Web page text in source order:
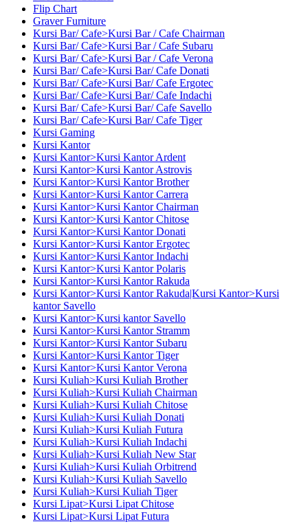
Flip Chart
Graver Furniture
Kursi Bar/ Cafe>Kursi Bar / Cafe Chairman
Kursi Bar/ Cafe>Kursi Bar / Cafe Subaru
Kursi Bar/ Cafe>Kursi Bar / Cafe Verona
Kursi Bar/ Cafe>Kursi Bar/ Cafe Donati
Kursi Bar/ Cafe>Kursi Bar/ Cafe Ergotec
Kursi Bar/ Cafe>Kursi Bar/ Cafe Indachi
Kursi Bar/ Cafe>Kursi Bar/ Cafe Savello
Kursi Bar/ Cafe>Kursi Bar/ Cafe Tiger
Kursi Gaming
Kursi Kantor
Kursi Kantor>Kursi Kantor Ardent
Kursi Kantor>Kursi Kantor Astrovis
Kursi Kantor>Kursi Kantor Brother
Kursi Kantor>Kursi Kantor Carrera
Kursi Kantor>Kursi Kantor Chairman
Kursi Kantor>Kursi Kantor Chitose
Kursi Kantor>Kursi Kantor Donati
Kursi Kantor>Kursi Kantor Ergotec
Kursi Kantor>Kursi Kantor Indachi
Kursi Kantor>Kursi Kantor Polaris
Kursi Kantor>Kursi Kantor Rakuda
Kursi Kantor>Kursi Kantor Rakuda|Kursi Kantor>Kursi
kantor Savello
Kursi Kantor>Kursi kantor Savello
Kursi Kantor>Kursi Kantor Stramm
Kursi Kantor>Kursi Kantor Subaru
Kursi Kantor>Kursi Kantor Tiger
Kursi Kantor>Kursi Kantor Verona
Kursi Kuliah>Kursi Kuliah Brother
Kursi Kuliah>Kursi Kuliah Chairman
Kursi Kuliah>Kursi Kuliah Chitose
Kursi Kuliah>Kursi Kuliah Donati
Kursi Kuliah>Kursi Kuliah Futura
Kursi Kuliah>Kursi Kuliah Indachi
Kursi Kuliah>Kursi Kuliah New Star
Kursi Kuliah>Kursi Kuliah Orbitrend
Kursi Kuliah>Kursi Kuliah Savello
Kursi Kuliah>Kursi Kuliah Tiger
Kursi Lipat>Kursi Lipat Chitose
Kursi Lipat>Kursi Lipat Futura